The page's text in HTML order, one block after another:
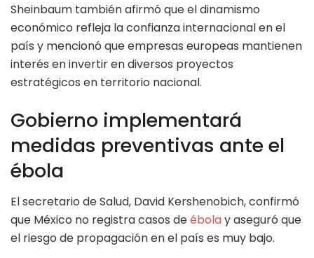
Sheinbaum también afirmó que el dinamismo
económico refleja la confianza internacional en el
país y mencionó que empresas europeas mantienen
interés en invertir en diversos proyectos
estratégicos en territorio nacional.
Gobierno implementará
medidas preventivas ante el
ébola
El secretario de Salud, David Kershenobich, confirmó
que México no registra casos deébolay aseguró que
el riesgo de propagación en el país es muy bajo.